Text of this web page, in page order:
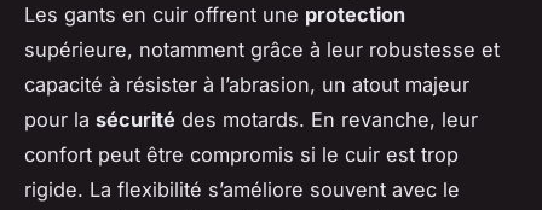
Les gants en cuir offrent une protection
supérieure, notamment grâce à leur robustesse et
capacité à résister à l’abrasion, un atout majeur
pour la sécurité des motards. En revanche, leur
confort peut être compromis si le cuir est trop
rigide. La flexibilité s’améliore souvent avec le